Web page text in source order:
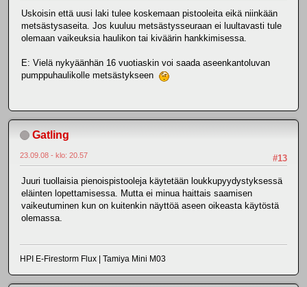
Uskoisin että uusi laki tulee koskemaan pistooleita eikä niinkään
metsästysaseita. Jos kuuluu metsästysseuraan ei luultavasti tule
olemaan vaikeuksia haulikon tai kiväärin hankkimisessa.
E: Vielä nykyäänhän 16 vuotiaskin voi saada aseenkantoluvan
pumppuhaulikolle metsästykseen
Gatling
#13
23.09.08 - klo: 20.57
Juuri tuollaisia pienoispistooleja käytetään loukkupyydystyksessä
eläinten lopettamisessa. Mutta ei minua haittais saamisen
vaikeutuminen kun on kuitenkin näyttöä aseen oikeasta käytöstä
olemassa.
HPI E-Firestorm Flux | Tamiya Mini M03